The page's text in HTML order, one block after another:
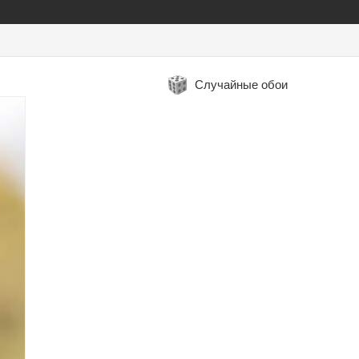
Случайные обои